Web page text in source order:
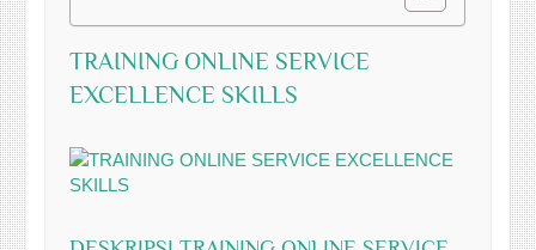
TRAINING ONLINE SERVICE
EXCELLENCE SKILLS